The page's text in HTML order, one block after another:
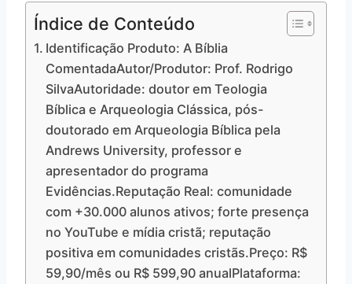
Índice de Conteúdo
Identificação Produto: A Bíblia
ComentadaAutor/Produtor: Prof. Rodrigo
SilvaAutoridade: doutor em Teologia
Bíblica e Arqueologia Clássica, pós-
doutorado em Arqueologia Bíblica pela
Andrews University, professor e
apresentador do programa
Evidências.Reputação Real: comunidade
com +30.000 alunos ativos; forte presença
no YouTube e mídia cristã; reputação
positiva em comunidades cristãs.Preço: R$
59,90/mês ou R$ 599,90 anualPlataforma: